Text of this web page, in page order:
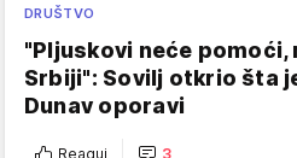
DRUŠTVO
"Pljuskovi neće pomoći,
Srbiji": Sovilj otkrio šta
Dunav oporavi
Reaguj 3